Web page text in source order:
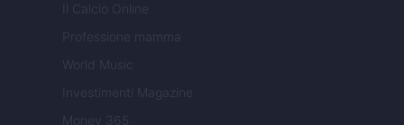
Il Calcio Online
Professione mamma
World Music
Investimenti Magazine
Money 365